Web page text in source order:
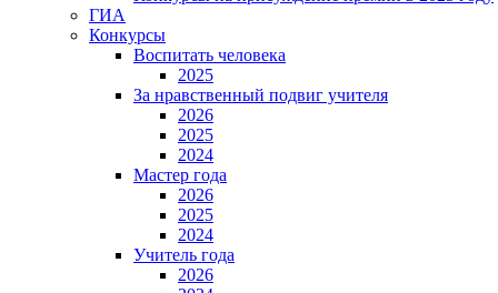
ГИА
Конкурсы
Воспитать человека
2025
За нравственный подвиг учителя
2026
2025
2024
Мастер года
2026
2025
2024
Учитель года
2026